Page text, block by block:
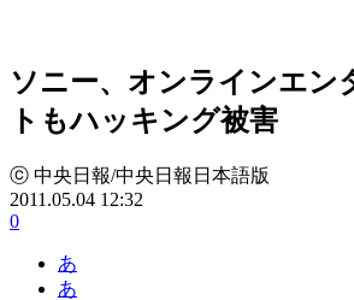
ソニー、オンラインエン
トもハッキング被害
ⓒ 中央日報/中央日報日本語版
2011.05.04 12:32
0
あ
あ